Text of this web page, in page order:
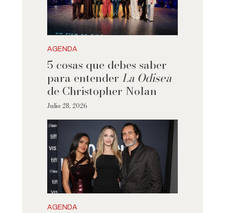
AGENDA
5 cosas que debes saber
para entender La Odisea
de Christopher Nolan
Julio 28, 2026
AGENDA